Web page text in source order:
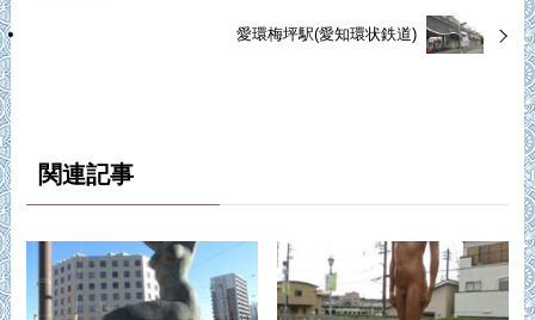
愛環梅坪駅(愛知環状鉄道)
関連記事